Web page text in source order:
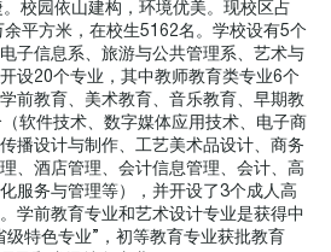
校园依山建构，环境优美。现校区占
平方米，在校生5162名。学校设有5个
子信息系、旅游与公共管理系、艺术与
设20个专业，其中教师教育类专业6个
前教育、美术教育、音乐教育、早期教
软件技术、数字媒体应用技术、电子商
播设计与制作、工艺美术品设计、商务
、酒店管理、会计信息管理、会计、高
服务与管理等），并开设了3个成人高
学前教育专业和艺术设计专业是获得中
级特色专业”，初等教育专业获批教育